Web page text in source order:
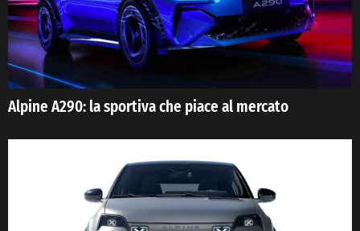
Alpine A290: la sportiva che piace al mercato